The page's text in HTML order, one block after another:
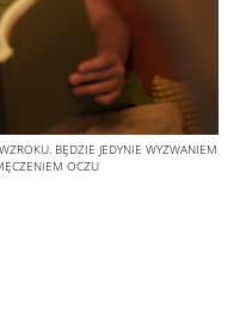
BĘDZIE JEDYNIE WYZWANIEM
OCZU